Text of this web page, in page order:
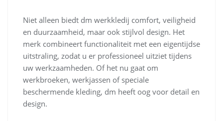
Niet alleen biedt dm werkkledij comfort, veiligheid
en duurzaamheid, maar ook stijlvol design. Het
merk combineert functionaliteit met een eigentijdse
uitstraling, zodat u er professioneel uitziet tijdens
uw werkzaamheden. Of het nu gaat om
werkbroeken, werkjassen of speciale
beschermende kleding, dm heeft oog voor detail en
design.